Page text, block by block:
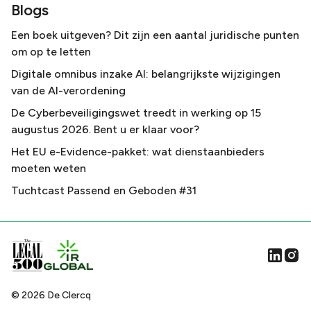
Blogs
Een boek uitgeven? Dit zijn een aantal juridische punten
om op te letten
Digitale omnibus inzake AI: belangrijkste wijzigingen
van de AI-verordening
De Cyberbeveiligingswet treedt in werking op 15
augustus 2026. Bent u er klaar voor?
Het EU e-Evidence-pakket: wat dienstaanbieders
moeten weten
Tuchtcast Passend en Geboden #31
© 2026 De Clercq